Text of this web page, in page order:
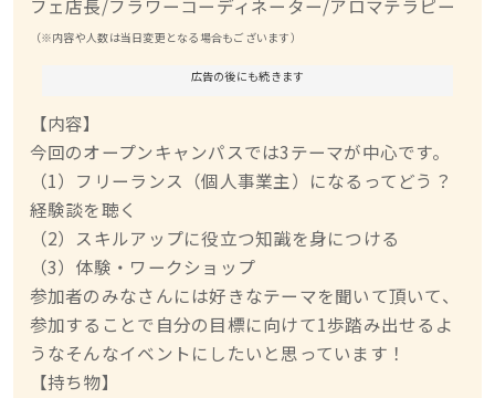
フェ店長/フラワーコーディネーター/アロマテラピー
（※内容や人数は当日変更となる場合もございます）
広告の後にも続きます
【内容】
今回のオープンキャンパスでは3テーマが中心です。
（1）フリーランス（個人事業主）になるってどう？
経験談を聴く
（2）スキルアップに役立つ知識を身につける
（3）体験・ワークショップ
参加者のみなさんには好きなテーマを聞いて頂いて、
参加することで自分の目標に向けて1歩踏み出せるよ
うなそんなイベントにしたいと思っています！
【持ち物】